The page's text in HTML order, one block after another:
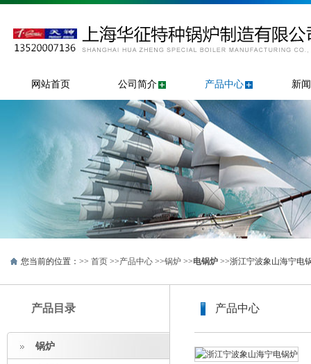
网站首页 公司简介 产品中心 新
您当前的位置：>> 首页 >>产品中心 >>锅炉 >>电锅炉 >>浙江宁波象山海宁电
产品目录
锅炉
产品中心